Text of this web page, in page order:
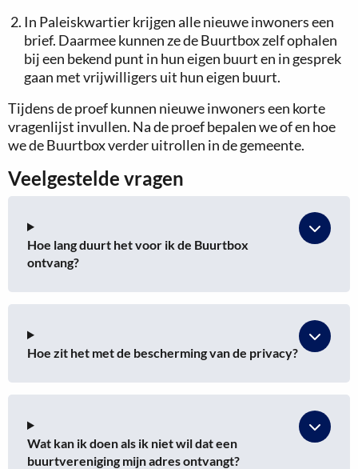
In Paleiskwartier krijgen alle nieuwe inwoners een
brief. Daarmee kunnen ze de Buurtbox zelf ophalen
bij een bekend punt in hun eigen buurt en in gesprek
gaan met vrijwilligers uit hun eigen buurt.
Tijdens de proef kunnen nieuwe inwoners een korte
vragenlijst invullen. Na de proef bepalen we of en hoe
we de Buurtbox verder uitrollen in de gemeente.
Veelgestelde vragen
Hoe lang duurt het voor ik de Buurtbox
ontvang?
Hoe zit het met de bescherming van de privacy?
Wat kan ik doen als ik niet wil dat een
buurtvereniging mijn adres ontvangt?